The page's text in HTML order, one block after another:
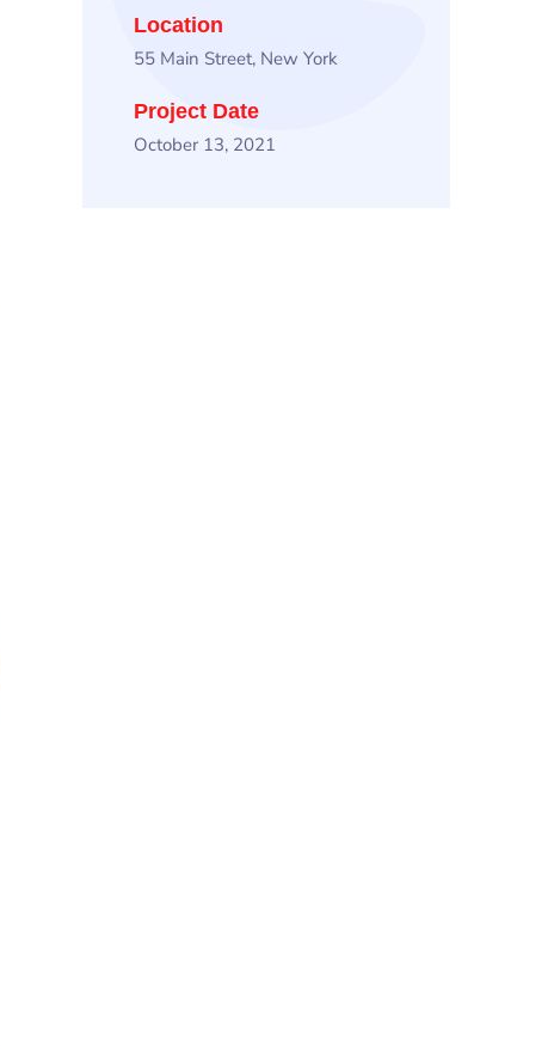
Location
55 Main Street, New York
Project Date
October 13, 2021